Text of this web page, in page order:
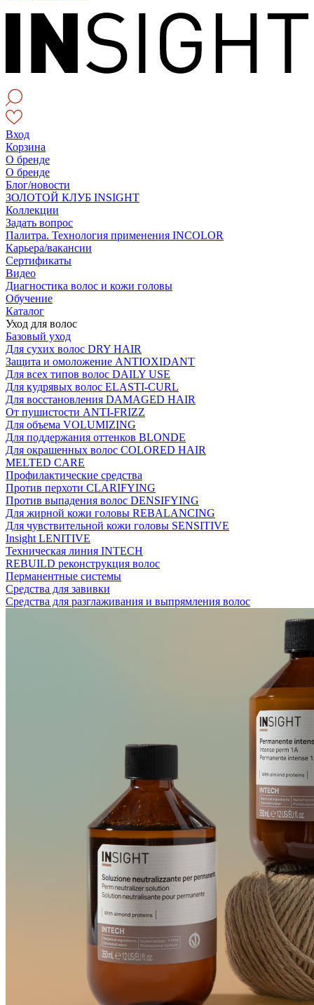
Вход
Корзина
О бренде
О бренде
Блог/новости
ЗОЛОТОЙ КЛУБ INSIGHT
Коллекции
Задать вопрос
Палитра. Технология применения INCOLOR
Карьера/вакансии
Сертификаты
Видео
Диагностика волос и кожи головы
Обучение
Каталог
Уход для волос
Базовый уход
Для сухих волос DRY HAIR
Защита и омоложение ANTIOXIDANT
Для всех типов волос DAILY USE
Для кудрявых волос ELASTI-CURL
Для восстановления DAMAGED HAIR
От пушистости ANTI-FRIZZ
Для объема VOLUMIZING
Для поддержания оттенков BLONDE
Для окрашенных волос COLORED HAIR
MELTED CARE
Профилактические средства
Против перхоти CLARIFYING
Против выпадения волос DENSIFYING
Для жирной кожи головы REBALANCING
Для чувствительной кожи головы SENSITIVE
Insight LENITIVE
Техническая линия INTECH
REBUILD реконструкция волос
Перманентные системы
Средства для завивки
Средства для разглаживания и выпрямления волос